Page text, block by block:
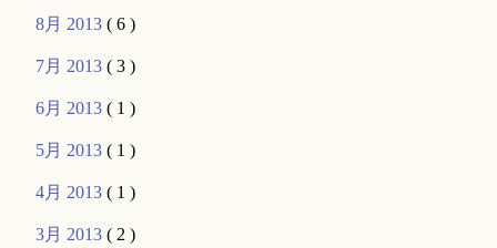
8月 2013( 6 )
7月 2013( 3 )
6月 2013( 1 )
5月 2013( 1 )
4月 2013( 1 )
3月 2013( 2 )